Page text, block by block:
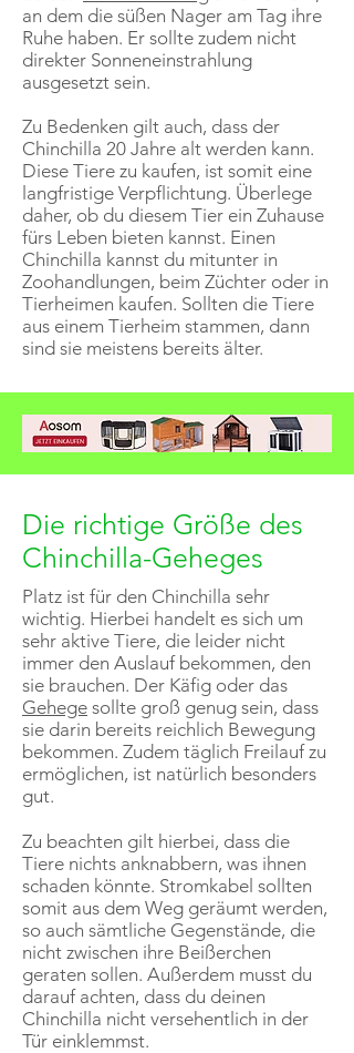
an dem die süßen Nager am Tag ihre
Ruhe haben. Er sollte zudem nicht
direkter Sonneneinstrahlung
ausgesetzt sein.
Zu Bedenken gilt auch, dass der
Chinchilla 20 Jahre alt werden kann.
Diese Tiere zu kaufen, ist somit eine
langfristige Verpflichtung. Überlege
daher, ob du diesem Tier ein Zuhause
fürs Leben bieten kannst. Einen
Chinchilla kannst du mitunter in
Zoohandlungen, beim Züchter oder in
Tierheimen kaufen. Sollten die Tiere
aus einem Tierheim stammen, dann
sind sie meistens bereits älter.
Die richtige Größe des
Chinchilla-Geheges
Platz ist für den Chinchilla sehr
wichtig. Hierbei handelt es sich um
sehr aktive Tiere, die leider nicht
immer den Auslauf bekommen, den
sie brauchen. Der Käfig oder das
Gehege sollte groß genug sein, dass
sie darin bereits reichlich Bewegung
bekommen. Zudem täglich Freilauf zu
ermöglichen, ist natürlich besonders
gut.
Zu beachten gilt hierbei, dass die
Tiere nichts anknabbern, was ihnen
schaden könnte. Stromkabel sollten
somit aus dem Weg geräumt werden,
so auch sämtliche Gegenstände, die
nicht zwischen ihre Beißerchen
geraten sollen. Außerdem musst du
darauf achten, dass du deinen
Chinchilla nicht versehentlich in der
Tür einklemmst.